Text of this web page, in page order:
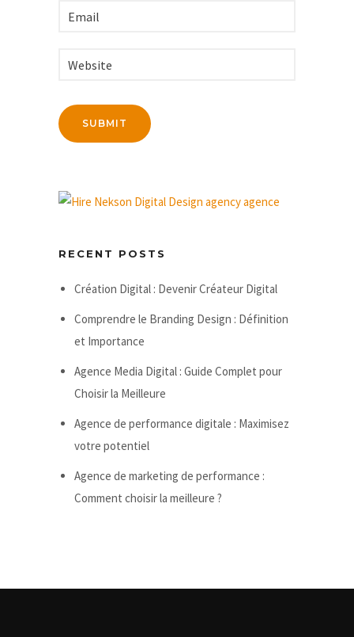
RECENT POSTS
Création Digital : Devenir Créateur Digital
Comprendre le Branding Design : Définition
et Importance
Agence Media Digital : Guide Complet pour
Choisir la Meilleure
Agence de performance digitale : Maximisez
votre potentiel
Agence de marketing de performance :
Comment choisir la meilleure ?